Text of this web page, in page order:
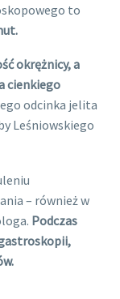
to
okrężnicy, a
cienkiego
odcinka jelita
Leśniowskiego
– również w
Podczas